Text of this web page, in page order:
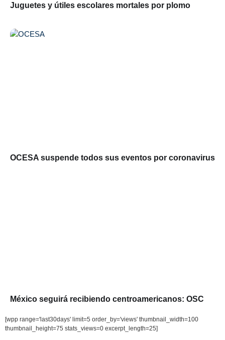
Juguetes y útiles escolares mortales por plomo
OCESA suspende todos sus eventos por coronavirus
México seguirá recibiendo centroamericanos: OSC
[wpp range='last30days' limit=5 order_by='views' thumbnail_width=100
thumbnail_height=75 stats_views=0 excerpt_length=25]